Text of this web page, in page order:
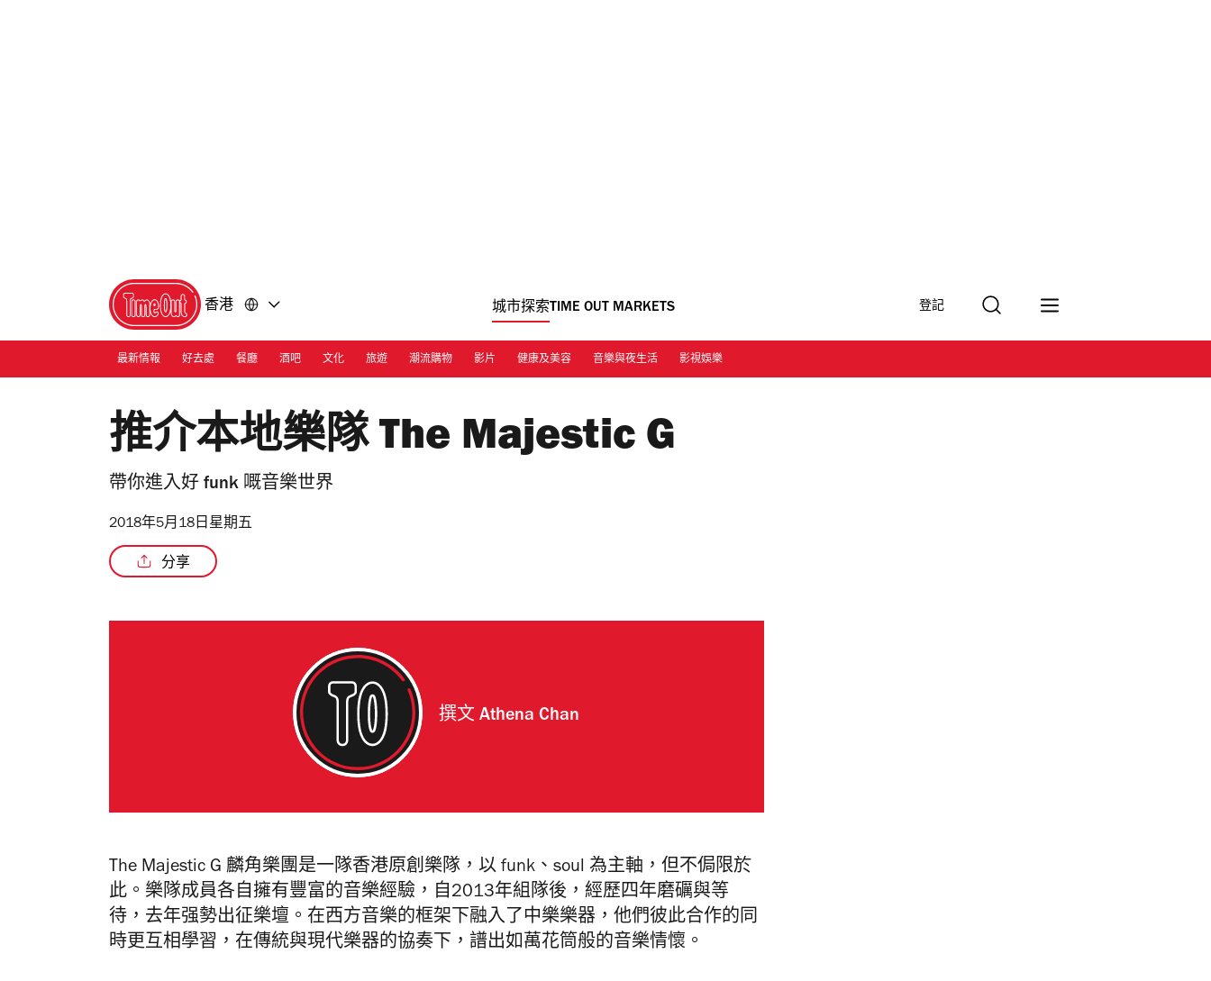
香港 城市探索TIME OUT MARKETS 登記
最新情報 好去處 餐廳 酒吧 文化 旅遊 潮流購物 影片 健康及美容 音樂與夜生活 影視娛樂
推介本地樂隊 The Majestic G
帶你進入好 funk 嘅音樂世界
2018年5月18日星期五
分享
撰文Athena Chan
The Majestic G 麟角樂團是一隊香港原創樂隊，以 funk、soul 為主軸，但不侷限於
此。樂隊成員各自擁有豐富的音樂經驗，自2013年組隊後，經歷四年磨礪與等
待，去年强勢出征樂壇。在西方音樂的框架下融入了中樂樂器，他們彼此合作的同
時更互相學習，在傳統與現代樂器的協奏下，譜出如萬花筒般的音樂情懷。